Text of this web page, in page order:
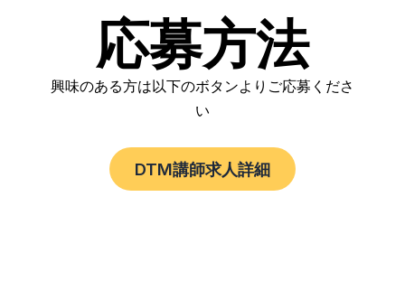
応募方法
興味のある方は以下のボタンよりご応募くださ
い
DTM講師求人詳細